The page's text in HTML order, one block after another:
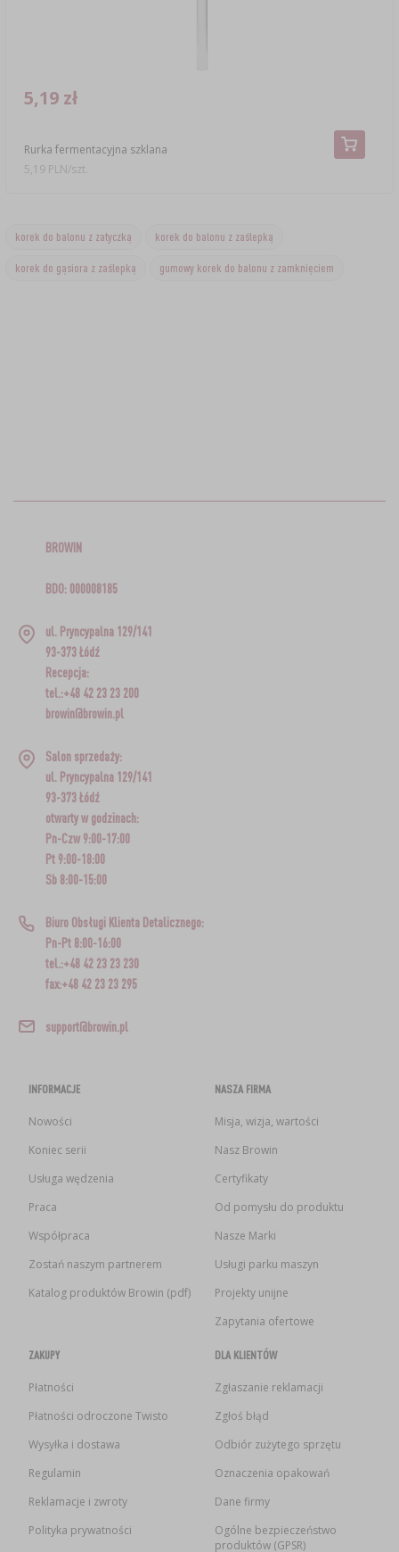
Rurka fermentacyjna szklana
5,19 zł
5,19 PLN/szt.
korek do balonu z zatyczką korek do balonu z zaślepką
korek do gąsiora z zaślepką gumowy korek do balonu z zamknięciem
BROWIN
BDO: 000008185
ul. Pryncypalna 129/141
93-373 Łódź
Recepcja:
tel.:+48 42 23 23 200
browin@browin.pl
Salon sprzedaży:
ul. Pryncypalna 129/141
93-373 Łódź
otwarty w godzinach:
Pn-Czw 9:00-17:00
Pt 9:00-18:00
Sb 8:00-15:00
Biuro Obsługi Klienta Detalicznego:
Pn-Pt 8:00-16:00
tel.:+48 42 23 23 230
fax:+48 42 23 23 295
support@browin.pl
INFORMACJE
Nowości
Koniec serii
Usługa wędzenia
Praca
Współpraca
Zostań naszym partnerem
Katalog produktów Browin (pdf)
NASZA FIRMA
Misja, wizja, wartości
Nasz Browin
Certyfikaty
Od pomysłu do produktu
Nasze Marki
Usługi parku maszyn
Projekty unijne
Zapytania ofertowe
ZAKUPY
Płatności
Płatności odroczone Twisto
Wysyłka i dostawa
Regulamin
Reklamacje i zwroty
Polityka prywatności
DLA KLIENTÓW
Zgłaszanie reklamacji
Zgłoś błąd
Odbiór zużytego sprzętu
Oznaczenia opakowań
Dane firmy
Ogólne bezpieczeństwo
produktów (GPSR)